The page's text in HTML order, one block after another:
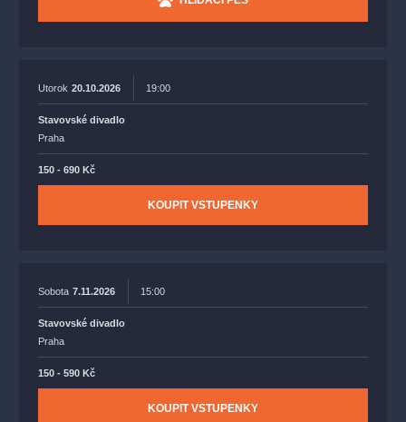
Utorok 20.10.2026 19:00
Stavovské divadlo
Praha
150 - 690 Kč
KOUPIT VSTUPENKY
Sobota 7.11.2026 15:00
Stavovské divadlo
Praha
150 - 590 Kč
KOUPIT VSTUPENKY